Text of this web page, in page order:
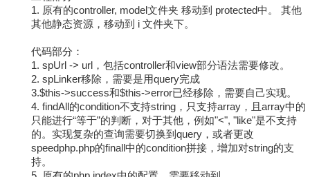
1. 原有的controller, model文件夹 移动到 protected中。 其他
其他静态资源，移动到 i 文件夹下。
代码部分：
1. spUrl -> url，包括controller和view部分语法需要修改。
2. spLinker移除，需要是用query完成
3.$this->success和$this->error已经移除，需要自己实现。
4. findAll的condition不支持string，只支持array，且array中的
只能进行“等于”的判断，对于其他，例如"<", "like"是不支持
的。实现复杂的查询需要切换到query，或者更改
speedphp.php的finall中的condition拼接，增加对string的支
持。